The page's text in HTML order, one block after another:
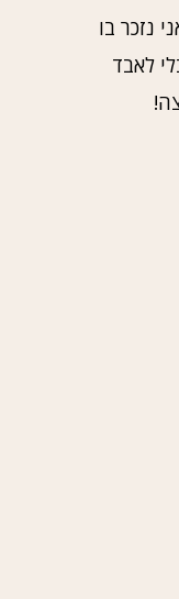
נזכר בו
לאבד